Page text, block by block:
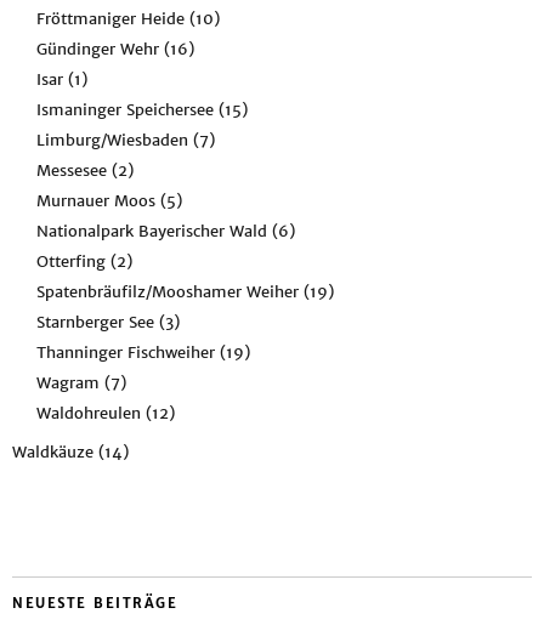
Fröttmaniger Heide (10)
Gündinger Wehr (16)
Isar (1)
Ismaninger Speichersee (15)
Limburg/Wiesbaden (7)
Messesee (2)
Murnauer Moos (5)
Nationalpark Bayerischer Wald (6)
Otterfing (2)
Spatenbräufilz/Mooshamer Weiher (19)
Starnberger See (3)
Thanninger Fischweiher (19)
Wagram (7)
Waldohreulen (12)
Waldkäuze (14)
NEUESTE BEITRÄGE